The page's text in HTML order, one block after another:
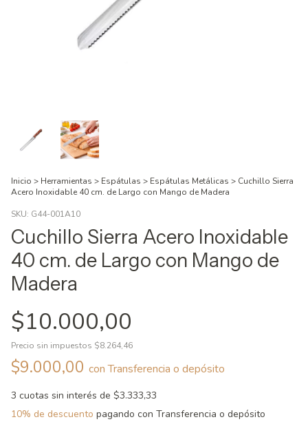
Inicio > Herramientas > Espátulas > Espátulas Metálicas > Cuchillo Sierra
Acero Inoxidable 40 cm. de Largo con Mango de Madera
SKU: G44-001A10
Cuchillo Sierra Acero Inoxidable
40 cm. de Largo con Mango de
Madera
$10.000,00
Precio sin impuestos $8.264,46
$9.000,00 con Transferencia o depósito
3 cuotas sin interés de $3.333,33
10% de descuento pagando con Transferencia o depósito